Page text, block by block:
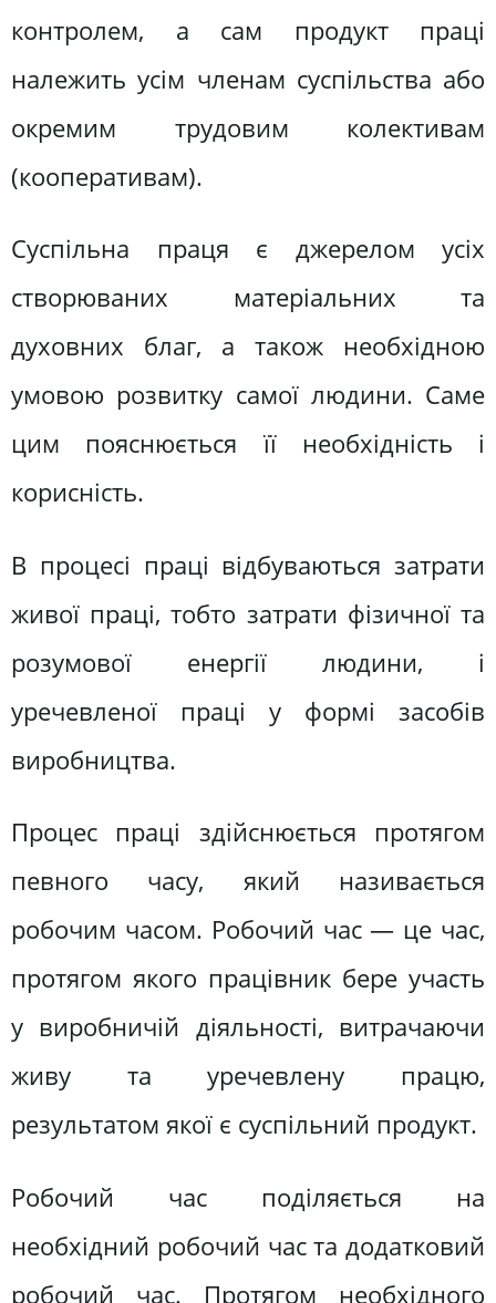
контролем, а сам продукт праці
належить усім членам суспільства або
окремим трудовим колективам
(кооперативам).
Суспільна праця є джерелом усіх
створюваних матеріальних та
духовних благ, а також необхідною
умовою розвитку самої людини. Саме
цим пояснюється її необхідність і
корисність.
В процесі праці відбуваються затрати
живої праці, тобто затрати фізичної та
розумової енергії людини, і
уречевленої праці у формі засобів
виробництва.
Процес праці здійснюється протягом
певного часу, який називається
робочим часом. Робочий час — це час,
протягом якого працівник бере участь
у виробничій діяльності, витрачаючи
живу та уречевлену працю,
результатом якої є суспільний продукт.
Робочий час поділяється на
необхідний робочий час та додатковий
робочий час. Протягом необхідного